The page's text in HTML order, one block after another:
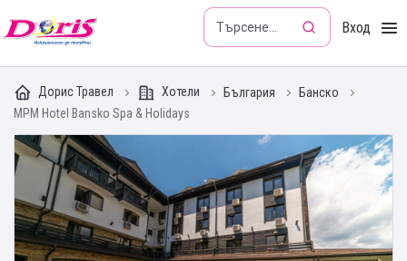
Doris - Изкушението да пътуваш Вход
Дорис Травел Хотели България
Банско
MPM Hotel Bansko Spa & Holidays